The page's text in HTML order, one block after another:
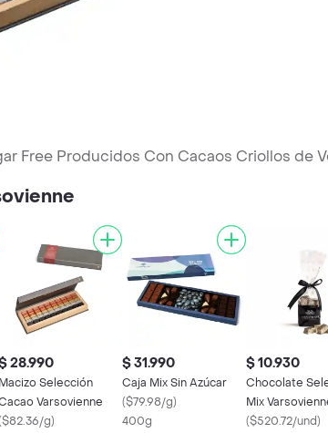
Free Producidos Con Cacaos Criollos de
28.990
Macizo Selección
Varsovienne
$82.36/g)
$ 31.990
Caja Mix Sin Azúcar
($79.98/g)
400g
$ 10.930
Chocolate
Mix
($520.72/und)